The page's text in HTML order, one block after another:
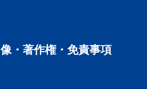
・著作権・免責事項